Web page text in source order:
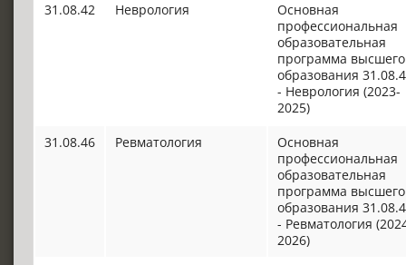
31.08.42
Неврология
Основная
профессиональная
образовательная
программа высшего
образования
- Неврология (2023-
2025)
31.08.46
Ревматология
Основная
профессиональная
образовательная
программа высшего
образования
- Ревматология
2026)